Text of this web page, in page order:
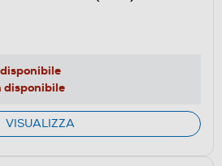
disponibile
VISUALIZZA